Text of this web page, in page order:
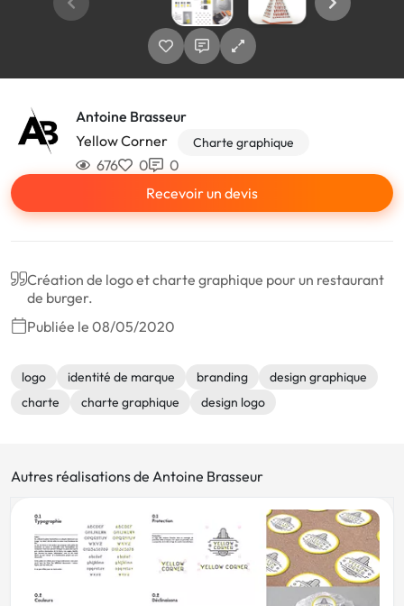
Antoine Brasseur
Yellow Corner
Charte graphique
676 0
0
Recevoir un devis
Création de logo et charte graphique pour un restaurant
de burger.
Publiée le 08/05/2020
logo identité de marque branding
design graphique
charte
charte graphique design logo
Autres réalisations de Antoine Brasseur